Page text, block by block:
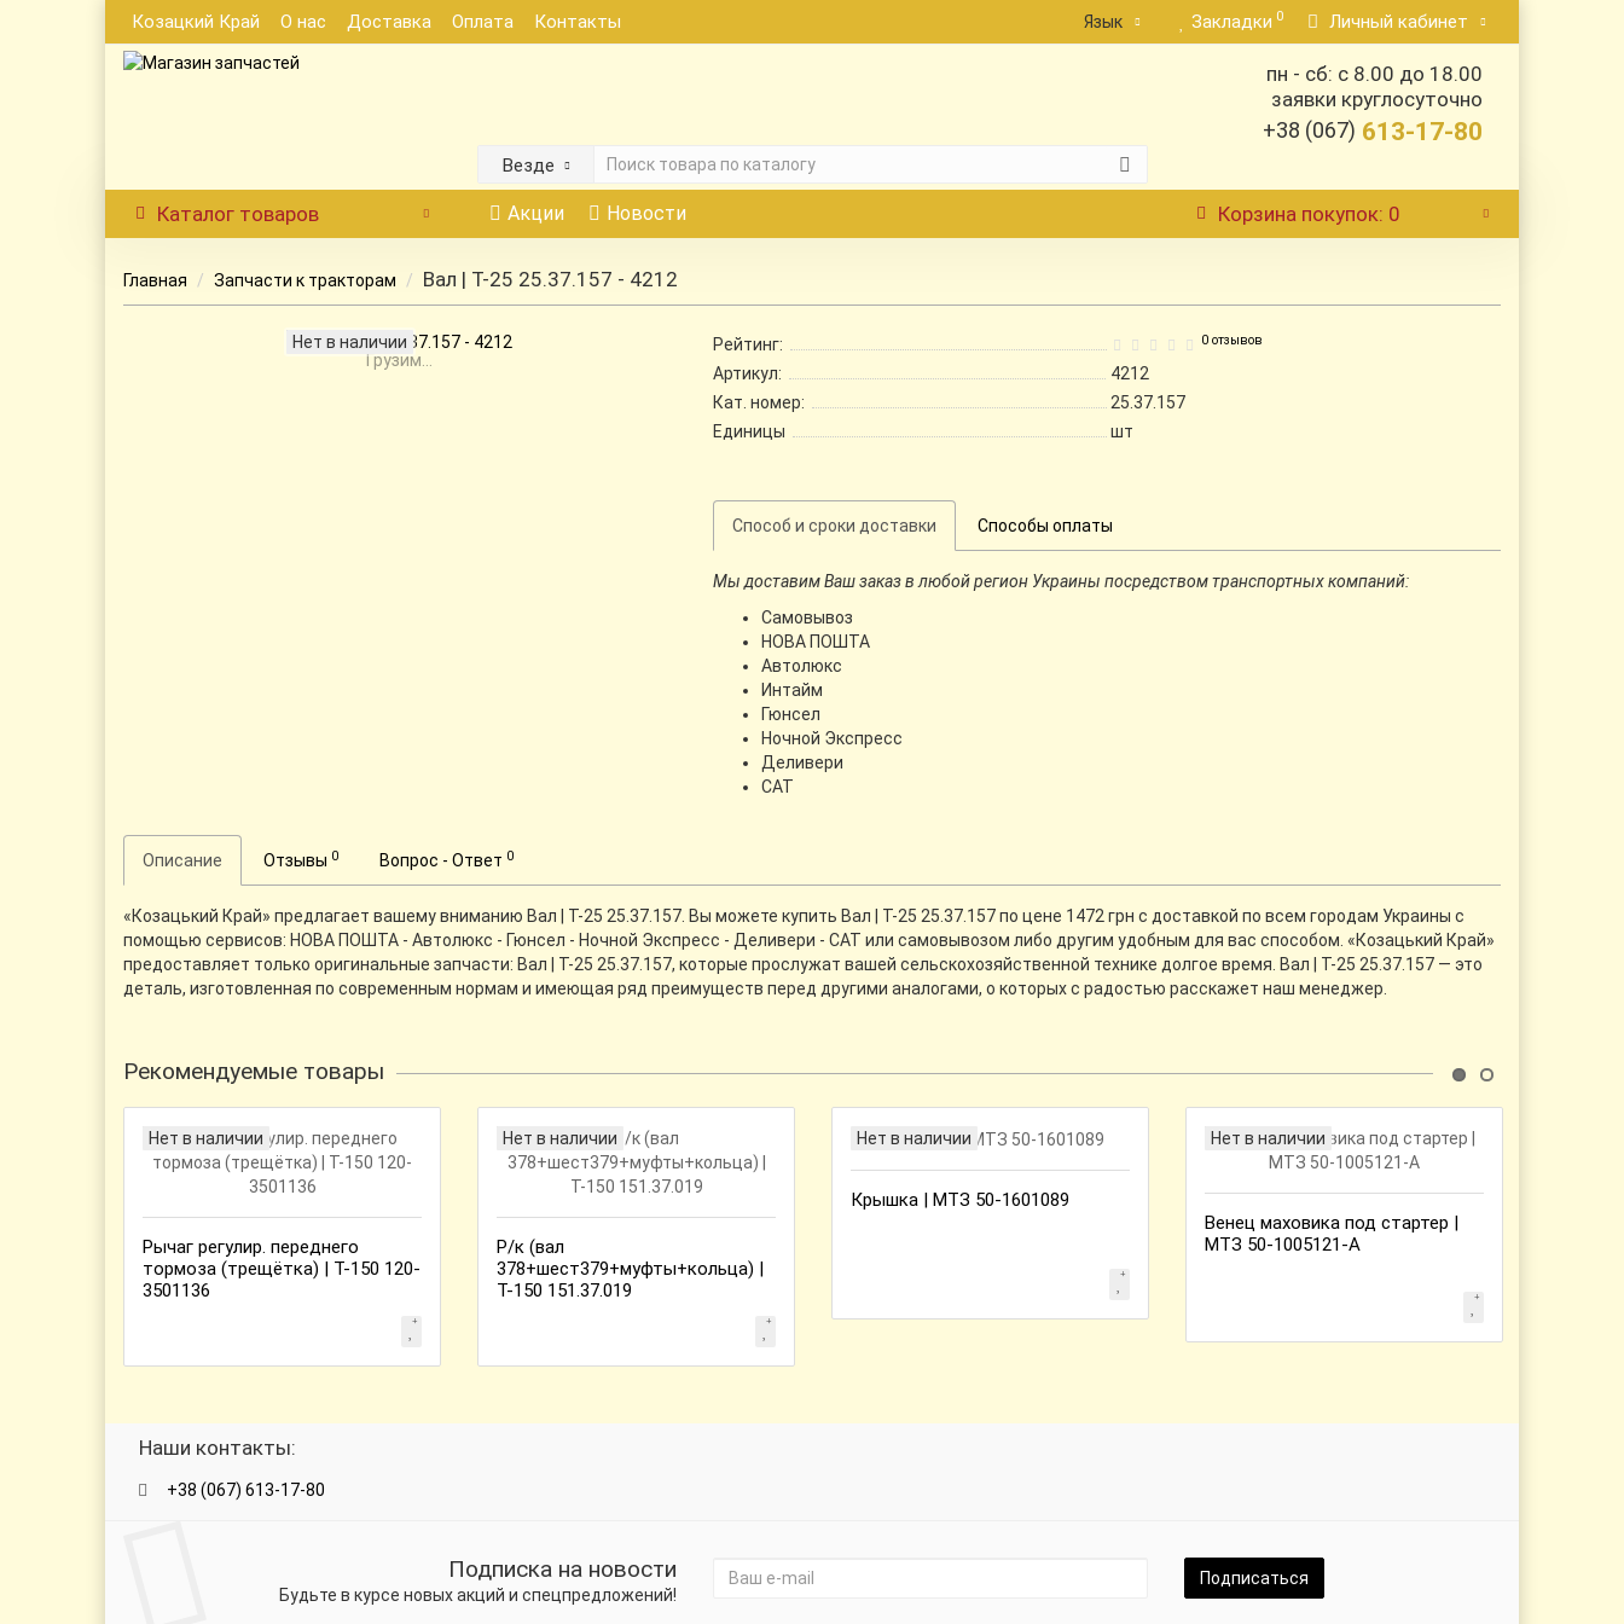
Козацкий Край О нас Доставка Оплата Контакты Язык Закладки 0 Личный кабинет
Везде
пн - сб: с 8.00 до 18.00
заявки круглосуточно
+38 (067) 613-17-80
Каталог товаров Акции Новости Корзинапокупок: 0
Главная Запчасти к тракторам Вал | Т-25 25.37.157 - 4212
Нет в наличии
Грузим...
Рейтинг: 0 отзывов
Артикул:
4212
Кат. номер:
25.37.157
Единицы
шт
Способ и сроки доставки Способы оплаты
Мы доставим Ваш заказ в любой регион Украины посредством транспортных компаний:
Самовывоз
НОВА ПОШТА
Автолюкс
Интайм
Гюнсел
Ночной Экспресс
Деливери
CАТ
Описание Отзывы 0 Вопрос - Ответ 0
«Козацький Край» предлагает вашему вниманию Вал | Т-25 25.37.157. Вы можете купить Вал | Т-25 25.37.157 по цене 1472 грн с доставкой по всем городам Украины с
помощью сервисов: НОВА ПОШТА - Автолюкс - Гюнсел - Ночной Экспресс - Деливери - САТ или самовывозом либо другим удобным для вас способом. «Козацький Край»
предоставляет только оригинальные запчасти: Вал | Т-25 25.37.157, которые прослужат вашей сельскохозяйственной технике долгое время. Вал | Т-25 25.37.157 — это
деталь, изготовленная по современным нормам и имеющая ряд преимуществ перед другими аналогами, о которых с радостью расскажет наш менеджер.
Рекомендуемые товары
Нет в наличии
Рычаг регулир. переднего
тормоза (трещётка) | Т-150 120-
3501136
Нет в наличии
Р/к (вал
378+шест379+муфты+кольца) |
Т-150 151.37.019
Нет в наличии
Крышка | МТЗ 50-1601089
Нет в наличии
Венец маховика под стартер |
МТЗ 50-1005121-А
Наши контакты:
+38 (067) 613-17-80
Подписка на новости
Будьте в курсе новых акций и спецпредложений!
Подписаться